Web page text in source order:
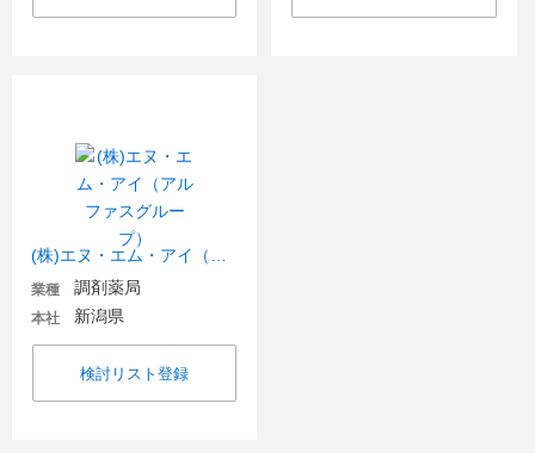
業種 調剤薬局
本社 新潟県
検討リスト登録